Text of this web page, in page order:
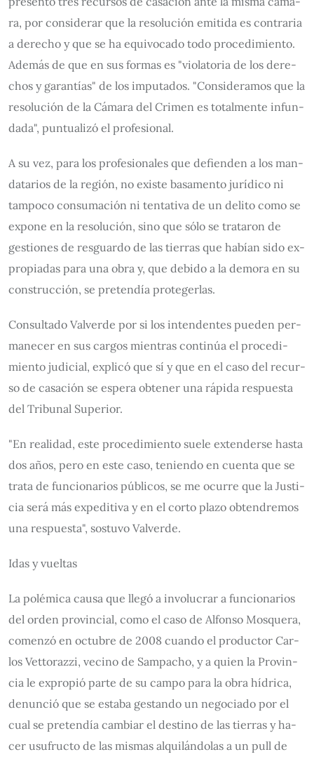
ra, por con­si­de­rar que la re­so­lu­ción emi­ti­da es con­tra­ria
a de­re­cho y que se ha equi­vo­ca­do to­do pro­ce­di­mien­to.
Ade­más de que en sus for­mas es "vio­la­to­ria de los de­re­
chos y ga­ran­tías" de los im­pu­ta­dos. "Con­si­de­ra­mos que la
re­so­lu­ción de la Cá­ma­ra del Cri­men es to­tal­men­te in­fun­
da­da", pun­tua­li­zó el pro­fe­sio­nal.
A su vez, pa­ra los pro­fe­sio­na­les que de­fien­den a los man­
da­ta­rios de la re­gión, no exis­te ba­sa­men­to ju­rí­di­co ni
tam­po­co con­su­ma­ción ni ten­ta­ti­va de un de­li­to co­mo se
ex­po­ne en la re­so­lu­ción, si­no que só­lo se tra­ta­ron de
ges­tio­nes de res­guar­do de las tie­rras que ha­bían si­do ex­
pro­pia­das pa­ra una obra y, que de­bi­do a la de­mo­ra en su
cons­truc­ción, se pre­ten­día pro­te­ger­las.
Con­sul­ta­do Val­ver­de por si los in­ten­den­tes pue­den per­
ma­ne­cer en sus car­gos mien­tras con­ti­núa el pro­ce­di­
mien­to ju­di­cial, ex­pli­có que sí y que en el ca­so del re­cur­
so de ca­sa­ción se es­pe­ra ob­te­ner una rá­pi­da res­pues­ta
del Tribu­nal Su­pe­rior.
"En rea­li­dad, es­te pro­ce­di­mien­to sue­le ex­ten­der­se has­ta
dos años, pe­ro en es­te ca­so, te­nien­do en cuen­ta que se
tra­ta de fun­cio­na­rios pú­bli­cos, se me ocu­rre que la Jus­ti­
cia se­rá más ex­pe­di­ti­va y en el cor­to pla­zo ob­ten­dre­mos
una res­pues­ta", sos­tu­vo Val­ver­de.
Idas y vuel­tas
La po­lé­mi­ca cau­sa que lle­gó a in­vo­lu­crar a fun­cio­na­rios
del or­den pro­vin­cial, co­mo el ca­so de Al­fon­so Mos­que­ra,
co­men­zó en oc­tu­bre de 2008 cuan­do el pro­duc­tor Car­
los Vet­to­raz­zi, ve­ci­no de Sam­pa­cho, y a quien la ­Pro­vin­
cia le ex­pro­pió par­te de su cam­po pa­ra la obra hí­dri­ca,
de­nun­ció que se es­ta­ba ges­tan­do un ne­go­cia­do por el
cual se pre­ten­día cam­biar el des­ti­no de las tie­rras y ha­
cer usu­fruc­to de las mis­mas al­qui­lán­do­las a un pull de